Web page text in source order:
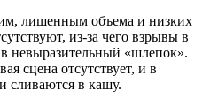
лишенным объема и низких
из-за чего взрывы в
невыразительный «шлепок».
сцена отсутствует, и в
сливаются в кашу.